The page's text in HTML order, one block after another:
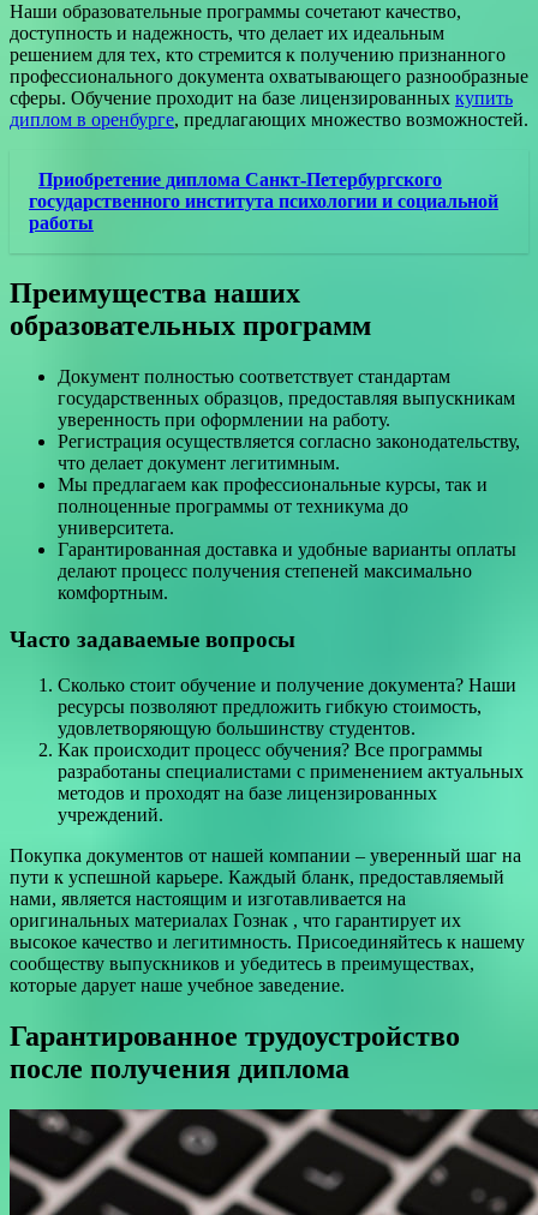
Наши образовательные программы сочетают качество,
доступность и надежность, что делает их идеальным
решением для тех, кто стремится к получению признанного
профессионального документа охватывающего разнообразные
сферы. Обучение проходит на базе лицензированных купить
диплом в оренбурге, предлагающих множество возможностей.
Приобретение диплома Санкт-Петербургского
государственного института психологии и социальной
работы
Преимущества наших
образовательных программ
Документ полностью соответствует стандартам
государственных образцов, предоставляя выпускникам
уверенность при оформлении на работу.
Регистрация осуществляется согласно законодательству,
что делает документ легитимным.
Мы предлагаем как профессиональные курсы, так и
полноценные программы от техникума до
университета.
Гарантированная доставка и удобные варианты оплаты
делают процесс получения степеней максимально
комфортным.
Часто задаваемые вопросы
Сколько стоит обучение и получение документа? Наши
ресурсы позволяют предложить гибкую стоимость,
удовлетворяющую большинству студентов.
Как происходит процесс обучения? Все программы
разработаны специалистами с применением актуальных
методов и проходят на базе лицензированных
учреждений.
Покупка документов от нашей компании – уверенный шаг на
пути к успешной карьере. Каждый бланк, предоставляемый
нами, является настоящим и изготавливается на
оригинальных материалах Гознак , что гарантирует их
высокое качество и легитимность. Присоединяйтесь к нашему
сообществу выпускников и убедитесь в преимуществах,
которые дарует наше учебное заведение.
Гарантированное трудоустройство
после получения диплома